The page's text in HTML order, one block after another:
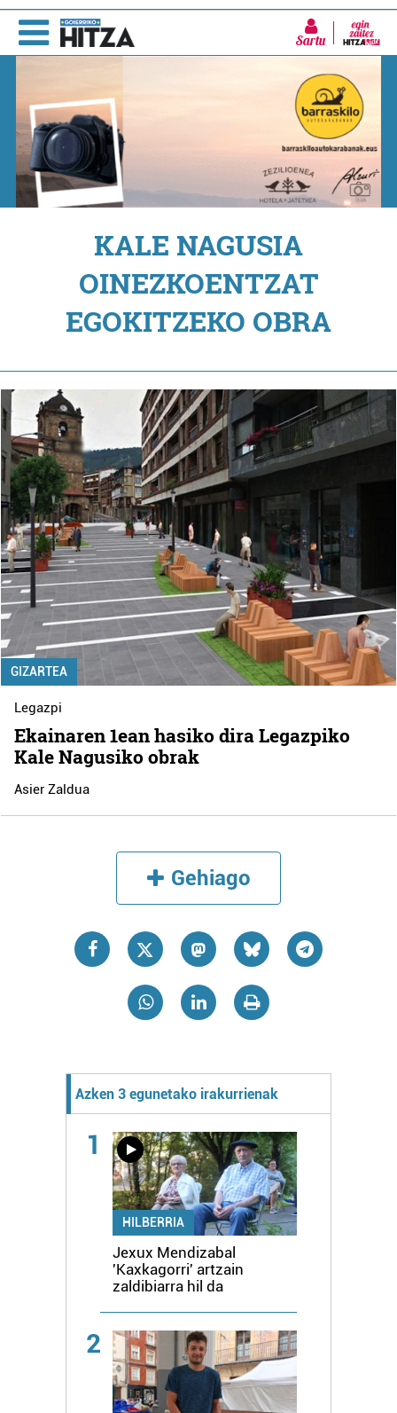
Sartu
KALE NAGUSIA
OINEZKOENTZAT
EGOKITZEKO OBRA
GIZARTEA
Legazpi
Ekainaren 1ean hasiko dira Legazpiko
Kale Nagusiko obrak
Asier Zaldua
Gehiago
Azken 3 egunetako irakurrienak
1
HILBERRIA
Jexux Mendizabal
'Kaxkagorri' artzain
zaldibiarra hil da
2